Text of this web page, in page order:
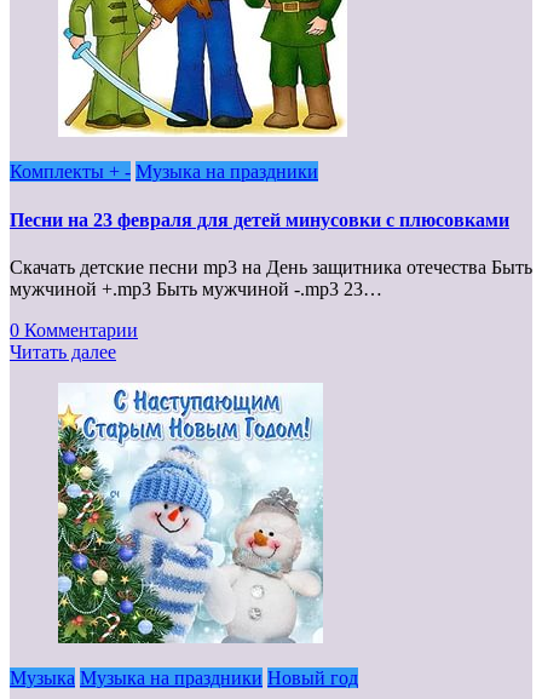
Комплекты + - Музыка на праздники
Песни на 23 февраля для детей минусовки с плюсовками
Скачать детские песни mp3 на День защитника отечества Быть
мужчиной +.mp3 Быть мужчиной -.mp3 23…
0 Комментарии
Читать далее
Музыка Музыка на праздники Новый год